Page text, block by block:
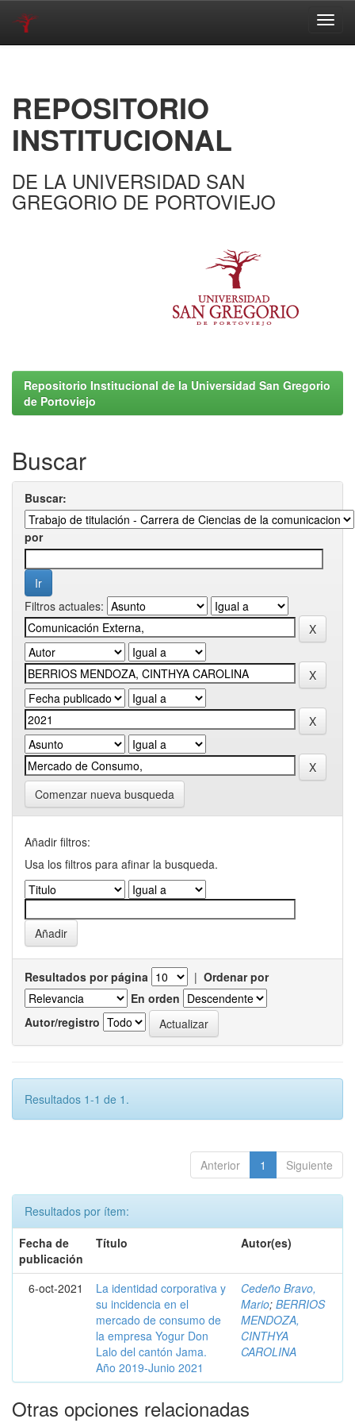
REPOSITORIO
INSTITUCIONAL
DE LA UNIVERSIDAD SAN
GREGORIO DE PORTOVIEJO
Repositorio Institucional de la Universidad San Gregorio
de Portoviejo
Buscar
Buscar:
por
Filtros actuales:
Comenzar nueva busqueda
Añadir filtros:
Usa los filtros para afinar la busqueda.
Resultados por página | Ordenar por
En orden
Autor/registro
Resultados 1-1 de 1.
Anterior 1 Siguiente
Resultados por ítem:
Fecha de
publicación
Título Autor(es)
6-oct-2021
La identidad corporativa y
su incidencia en el
mercado de consumo de
la empresa Yogur Don
Lalo del cantón Jama.
Año 2019-Junio 2021
Cedeño Bravo,
Mario; BERRIOS
MENDOZA,
CINTHYA
CAROLINA
Otras opciones relacionadas